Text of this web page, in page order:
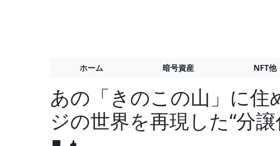
ホーム 暗号資産 NFT他
あの「きのこの山」に住
ジの世界を再現した“分